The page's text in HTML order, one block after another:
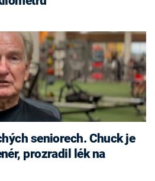
prozradil lék na